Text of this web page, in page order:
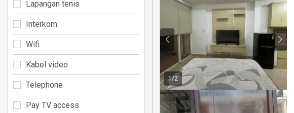
1/2
Lapangan tenis
Interkom
Wifi
Kabel video
Telephone
Pay TV access